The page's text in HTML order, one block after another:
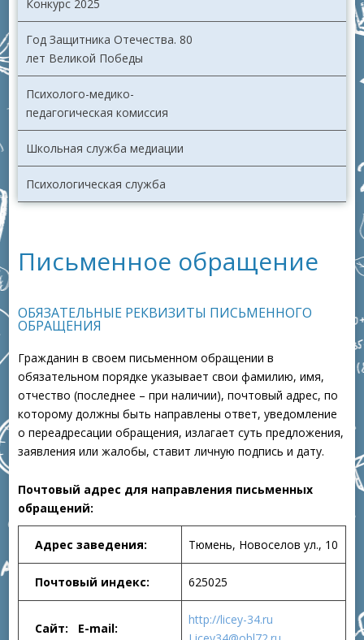
Конкурс 2025
Год Защитника Отечества. 80
лет Великой Победы
Психолого-медико-
педагогическая комиссия
Школьная служба медиации
Психологическая служба
Письменное обращение
ОБЯЗАТЕЛЬНЫЕ РЕКВИЗИТЫ ПИСЬМЕННОГО
ОБРАЩЕНИЯ
Гражданин в своем письменном обращении в
обязательном порядке указывает свои фамилию, имя,
отчество (последнее – при наличии), почтовый адрес, по
которому должны быть направлены ответ, уведомление
о переадресации обращения, излагает суть предложения,
заявления или жалобы, ставит личную подпись и дату.
Почтовый адрес для направления письменных
обращений:
Адрес заведения: Тюмень, Новоселов ул., 10
Почтовый индекс: 625025
Сайт: E-mail:
http://licey-34.ru